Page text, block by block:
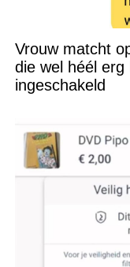
Vrouw matcht
die wel héél
ingeschakeld